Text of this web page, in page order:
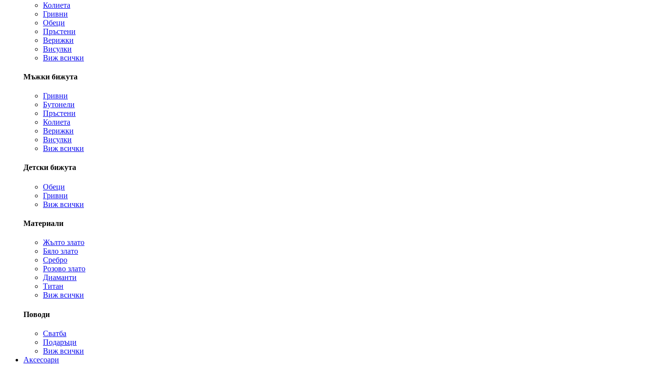
Колиета
Гривни
Обеци
Пръстени
Верижки
Висулки
Виж всички
Мъжки бижута
Гривни
Бутонели
Пръстени
Колиета
Верижки
Висулки
Виж всички
Детски бижута
Обеци
Гривни
Виж всички
Материали
Жълто злато
Бяло злато
Сребро
Розово злато
Диаманти
Титан
Виж всички
Поводи
Сватба
Подаръци
Виж всички
Аксесоари